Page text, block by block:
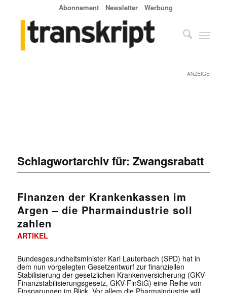
Abonnement Newsletter Werbung
ANZEIGE
Schlagwortarchiv für: Zwangsrabatt
Finanzen der Krankenkassen im
Argen – die Pharmaindustrie soll
zahlen
ARTIKEL
Bundesgesundheitsminister Karl Lauterbach (SPD) hat in
dem nun vorgelegten Gesetzentwurf zur finanziellen
Stabilisierung der gesetzlichen Krankenversicherung (GKV-
Finanzstabilisierungsgesetz, GKV-FinStG) eine Reihe von
Einsparungen im Blick. Vor allem die Pharmaindustrie will